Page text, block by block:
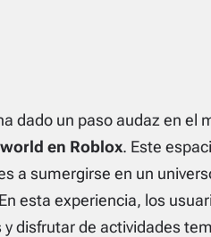
dado un paso audaz en el
en Roblox. Este
a sumergirse en un
esta experiencia, los
y disfrutar de actividades